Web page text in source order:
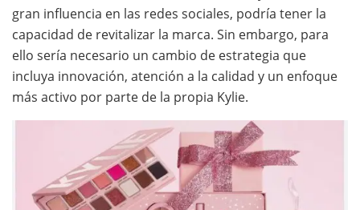
gran influencia en las redes sociales, podría tener la
capacidad de revitalizar la marca. Sin embargo, para
ello sería necesario un cambio de estrategia que
incluya innovación, atención a la calidad y un enfoque
más activo por parte de la propia Kylie.